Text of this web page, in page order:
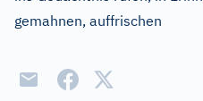
gemahnen, auffrischen